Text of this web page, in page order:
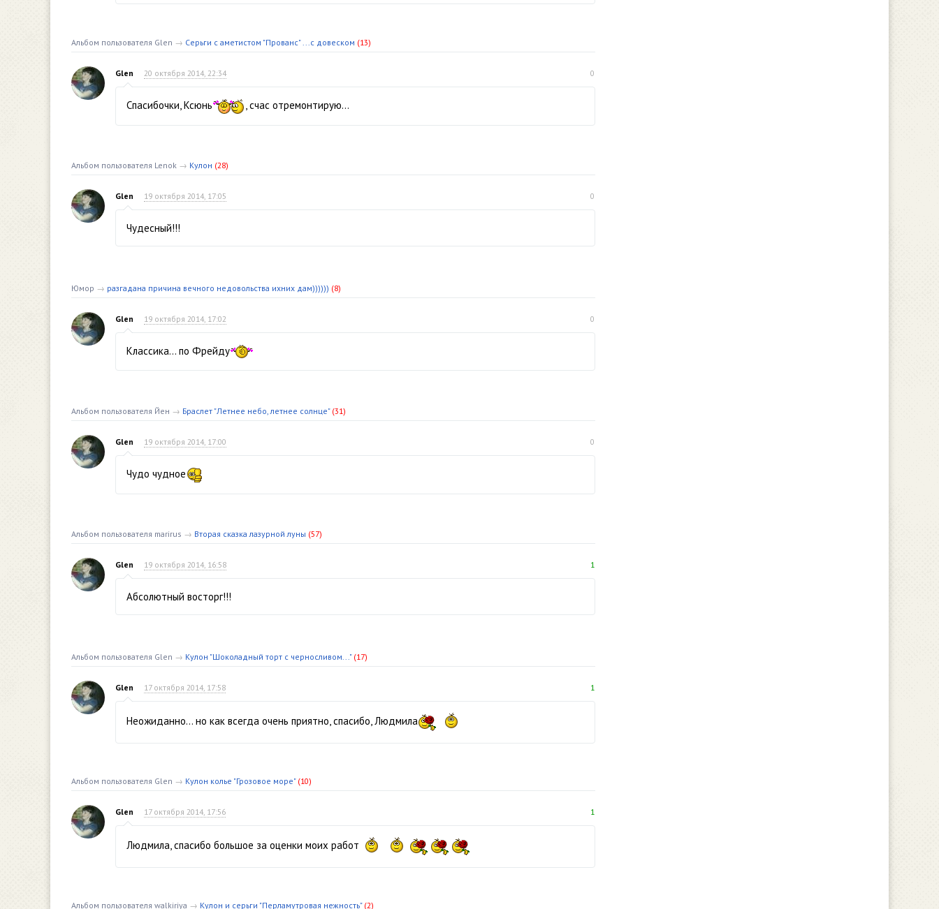
Альбом пользователя Glen → Серьги с аметистом "Прованс" ...с довеском (13)
Glen 20 октября 2014, 22:34 0
Спасибочки, Ксюнь , счас отремонтирую…
Альбом пользователя Lenok → Кулон (28)
Glen 19 октября 2014, 17:05 0
Чудесный!!!
Юмор → разгадана причина вечного недовольства ихних дам)))))) (8)
Glen 19 октября 2014, 17:02 0
Классика… по Фрейду
Альбом пользователя Йен → Браслет "Летнее небо, летнее солнце" (31)
Glen 19 октября 2014, 17:00 0
Чудо чудное
Альбом пользователя marirus → Вторая сказка лазурной луны (57)
Glen 19 октября 2014, 16:58 1
Абсолютный восторг!!!
Альбом пользователя Glen → Кулон "Шоколадный торт с черносливом..." (17)
Glen 17 октября 2014, 17:58 1
Неожиданно… но как всегда очень приятно, спасибо, Людмила
Альбом пользователя Glen → Кулон колье "Грозовое море" (10)
Glen 17 октября 2014, 17:56 1
Людмила, спасибо большое за оценки моих работ
Альбом пользователя walkiriya → Кулон и серьги "Перламутровая нежность" (2)